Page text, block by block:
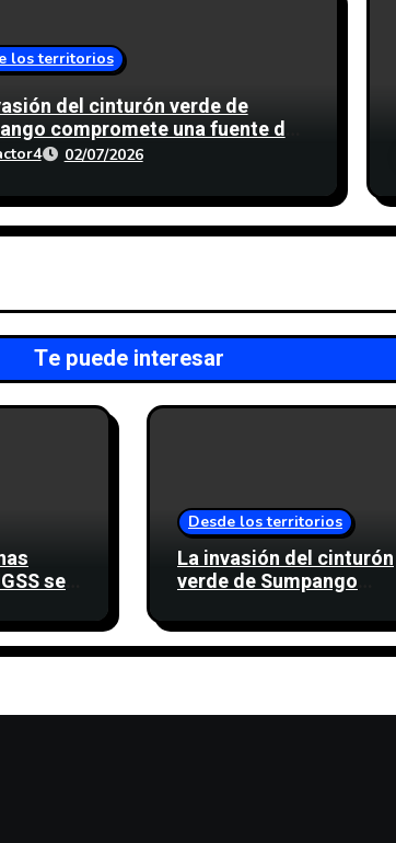
los territorios
del cinturón verde de
compromete una fuente de
miles de personas
02/07/2026
Te puede interesar
se
del
Desde los territorios
La invasión del cinturón
verde de Sumpango
de agua para miles de
personas